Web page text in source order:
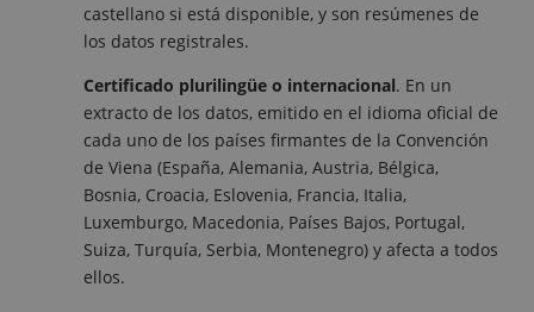
castellano si está disponible, y son resúmenes de
los datos registrales.
Certificado plurilingüe o internacional. En un
extracto de los datos, emitido en el idioma oficial de
cada uno de los países firmantes de la Convención
de Viena (España, Alemania, Austria, Bélgica,
Bosnia, Croacia, Eslovenia, Francia, Italia,
Luxemburgo, Macedonia, Países Bajos, Portugal,
Suiza, Turquía, Serbia, Montenegro) y afecta a todos
ellos.